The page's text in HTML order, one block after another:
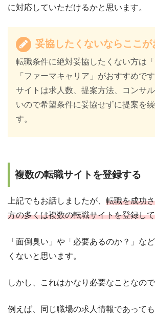
に対応していただけるかと思います。
妥協したくないならここが
転職条件に絶対妥協したくない方は
「ファーマキャリア」がおすすめで
サイトは求人数、提案方法、コンサ
いので希望条件に妥協せずに提案を
す。
複数の転職サイトを登録する
上記でもお話しましたが、 転職を成功
方の多くは複数の転職サイトを登録し
「面倒臭い」や「必要あるのか？」な
くないと思います。
しかし、これはかなり必要なことなので
例えば、同じ職場の求人情報であって